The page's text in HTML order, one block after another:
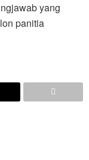
yang
panitia